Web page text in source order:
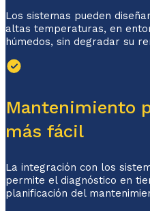
Los sistemas pueden
altas temperaturas, en
húmedos, sin degradar su
Mantenimiento
más fácil
La integración con los
permite el diagnóstico en
planificación del